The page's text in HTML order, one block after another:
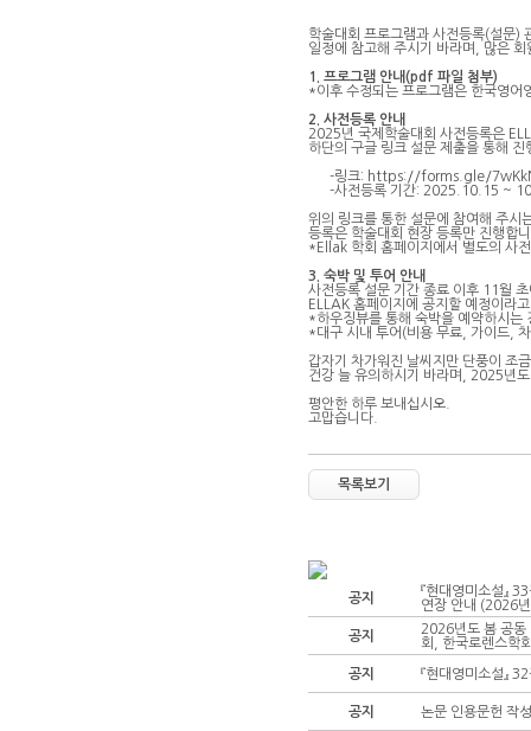
학술대회 프로그램과 사전등록(설문)
일정에 참고해 주시기 바라며, 많은
1. 프로그램 안내(pdf 파일 첨부)
*이후 수정되는 프로그램은 한국영
2. 사전등록 안내
2025년 국제학술대회 사전등록은
하단의 구글 링크 설문 제출을 통해 진
-링크: https://forms.gle/
-사전등록 기간: 2025.10.15 ~
위의 링크를 통한 설문에 참여해 주시
등록은 학술대회 현장 등록만 진행합
*Ellak 학회 홈페이지에서 별도의 사
3. 숙박 및 투어 안내
사전등록 설문 기간 종료 이후 11월
ELLAK 홈페이지에 공지할 예정이라
*하우징뷰를 통해 숙박을 예약하시는
*대구 시내 투어(비용 무료, 가이드,
갑자기 차가워진 날씨지만 단풍이 조
건강 늘 유의하시기 바라며, 2025년
평안한 하루 보내십시오.
고맙습니다.
목록보기
공지
『현대영미소설』
연장 안내 (2026
공지
2026년도 봄 공동
회, 한국로렌스학
공지 『현대영미소설』
공지 논문 인용문헌 작